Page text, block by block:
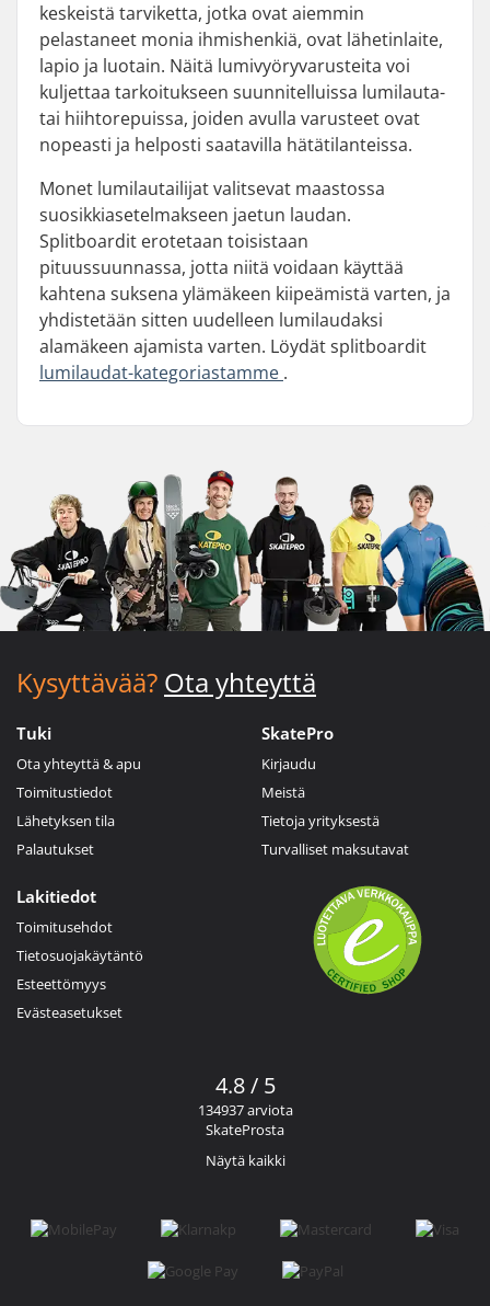
keskeistä tarviketta, jotka ovat aiemmin
pelastaneet monia ihmishenkiä, ovat lähetinlaite,
lapio ja luotain. Näitä lumivyöryvarusteita voi
kuljettaa tarkoitukseen suunnitelluissa lumilauta-
tai hiihtorepuissa, joiden avulla varusteet ovat
nopeasti ja helposti saatavilla hätätilanteissa.
Monet lumilautailijat valitsevat maastossa
suosikkiasetelmakseen jaetun laudan.
Splitboardit erotetaan toisistaan
pituussuunnassa, jotta niitä voidaan käyttää
kahtena suksena ylämäkeen kiipeämistä varten, ja
yhdistetään sitten uudelleen lumilaudaksi
alamäkeen ajamista varten. Löydät splitboardit
lumilaudat-kategoriastamme .
Kysyttävää? Ota yhteyttä
Tuki
Ota yhteyttä & apu
Toimitustiedot
Lähetyksen tila
Palautukset
SkatePro
Kirjaudu
Meistä
Tietoja yrityksestä
Turvalliset maksutavat
Lakitiedot
Toimitusehdot
Tietosuojakäytäntö
Esteettömyys
Evästeasetukset
4.8 / 5
134937 arviota
SkateProsta
Näytä kaikki